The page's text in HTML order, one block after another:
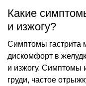
Какие
и изжогу?
Симптомы гастрита
дискомфорт в
и изжогу. Симптомы
груди, частое